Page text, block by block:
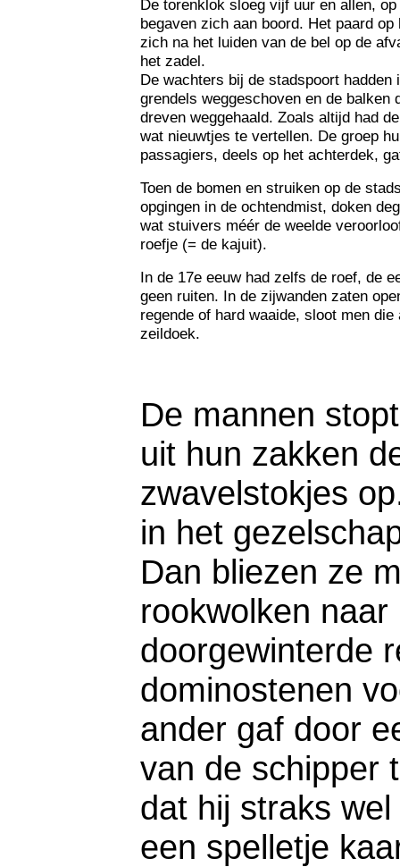
De torenklok sloeg vijf uur en allen,
begaven zich aan boord. Het paard op
zich na het luiden van de bel op de
het zadel.
De wachters bij de stadspoort hadden
grendels weggeschoven en de balken
dreven weggehaald. Zoals altijd had
wat nieuwtjes te vertellen. De groep
passagiers, deels op het achterdek,
Toen de bomen en struiken op de
opgingen in de ochtendmist, doken
wat stuivers méér de weelde
roefje (= de kajuit).
In de 17e eeuw had zelfs de roef, de
geen ruiten. In de zijwanden zaten
regende of hard waaide, sloot men
zeildoek.
De mannen
uit hun zakken
zwavelstokjes
in het
Dan bliezen ze
rookwolken
doorgewinterde
dominostenen
ander gaf door
van de schipper
dat hij straks
een spelletje